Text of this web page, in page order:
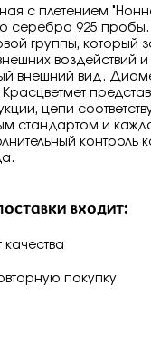
с плетением
серебра 925 пробы.
группы, который
воздействий
внешний вид.
Красцветмет
цепи
стандартом и
контроль
входит:
качества
покупку